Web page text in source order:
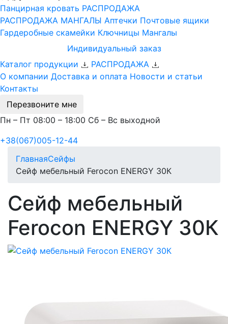
Панцирная кровать РАСПРОДАЖА
РАСПРОДАЖА МАНГАЛЫ Аптечки Почтовые ящики
Гардеробные скамейки Ключницы Мангалы
Индивидуальный заказ
Каталог продукции
РАСПРОДАЖА
О компании Доставка и оплата Новости и статьи
Контакты
Перезвоните мне
Пн – Пт 08:00 – 18:00 Сб – Вс выходной
+38(067)005-12-44
ГлавнаяСейфы
Сейф мебельный Ferocon ENERGY 30К
Сейф мебельный
Ferocon ENERGY 30К